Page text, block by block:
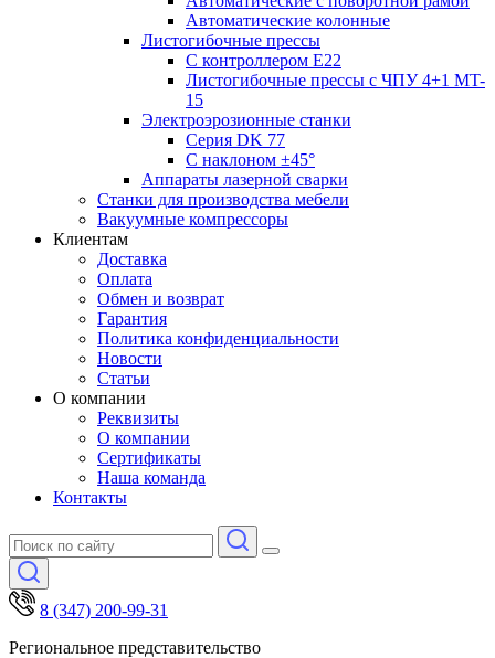
Автоматические колонные
Листогибочные прессы
С контроллером E22
Листогибочные прессы с ЧПУ 4+1 MT-
15
Электроэрозионные станки
Серия DK 77
С наклоном ±45°
Аппараты лазерной сварки
Станки для производства мебели
Вакуумные компрессоры
Клиентам
Доставка
Оплата
Обмен и возврат
Гарантия
Политика конфиденциальности
Новости
Статьи
О компании
Реквизиты
О компании
Сертификаты
Наша команда
Контакты
8 (347) 200-99-31
Региональное представительство